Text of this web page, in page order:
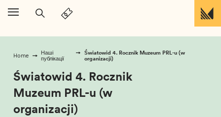
Перейти до вмісту
Home
Наші
публікації
Światowid 4. Rocznik Muzeum PRL-u (w
organizacji)
Światowid 4. Rocznik
Muzeum PRL-u (w
organizacji)